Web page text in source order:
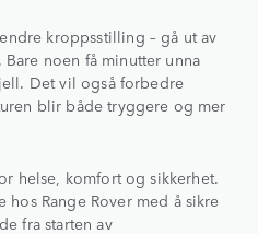
kroppsstilling – gå ut av
noen få minutter unna
Det vil også forbedre
blir både tryggere og mer
helse, komfort og sikkerhet.
Range Rover med å sikre
fra starten av